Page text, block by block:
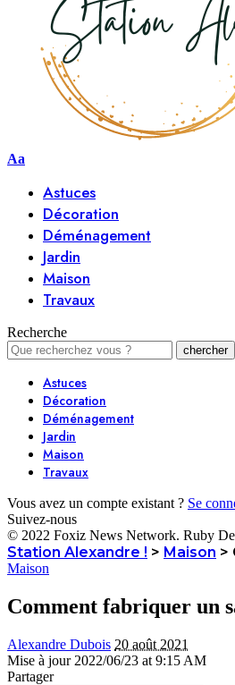
Aa
Astuces
Décoration
Déménagement
Jardin
Maison
Travaux
Recherche
Astuces
Décoration
Déménagement
Jardin
Maison
Travaux
Vous avez un compte existant ? Se
Suivez-nous
© 2022 Foxiz News Network. Ruby
Station Alexandre ! > Maison >
Maison
Comment fabriquer un
Alexandre Dubois 20 août 2021
Mise à jour 2022/06/23 at 9:15 AM
Partager